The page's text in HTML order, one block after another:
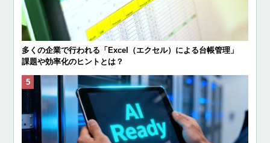
多くの企業で行われる「Excel（エクセル）による台帳管理」
課題や効率化のヒントとは？